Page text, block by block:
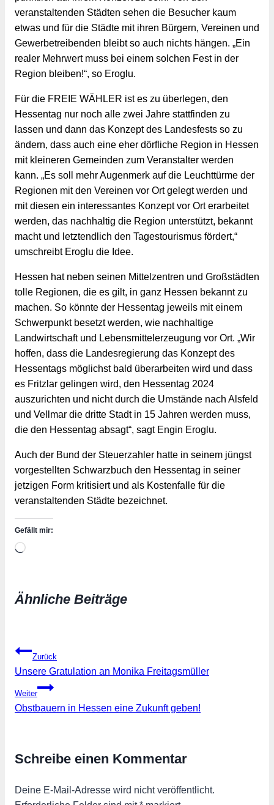
veranstaltenden Städten sehen die Besucher kaum
etwas und für die Städte mit ihren Bürgern, Vereinen und
Gewerbetreibenden bleibt so auch nichts hängen. „Ein
realer Mehrwert muss bei einem solchen Fest in der
Region bleiben!“, so Eroglu.
Für die FREIE WÄHLER ist es zu überlegen, den
Hessentag nur noch alle zwei Jahre stattfinden zu
lassen und dann das Konzept des Landesfests so zu
ändern, dass auch eine eher dörfliche Region in Hessen
mit kleineren Gemeinden zum Veranstalter werden
kann. „Es soll mehr Augenmerk auf die Leuchttürme der
Regionen mit den Vereinen vor Ort gelegt werden und
mit diesen ein interessantes Konzept vor Ort erarbeitet
werden, das nachhaltig die Region unterstützt, bekannt
macht und letztendlich den Tagestourismus fördert,“
umschreibt Eroglu die Idee.
Hessen hat neben seinen Mittelzentren und Großstädten
tolle Regionen, die es gilt, in ganz Hessen bekannt zu
machen. So könnte der Hessentag jeweils mit einem
Schwerpunkt besetzt werden, wie nachhaltige
Landwirtschaft und Lebensmittelerzeugung vor Ort. „Wir
hoffen, dass die Landesregierung das Konzept des
Hessentags möglichst bald überarbeiten wird und dass
es Fritzlar gelingen wird, den Hessentag 2024
auszurichten und nicht durch die Umstände nach Alsfeld
und Vellmar die dritte Stadt in 15 Jahren werden muss,
die den Hessentag absagt“, sagt Engin Eroglu.
Auch der Bund der Steuerzahler hatte in seinem jüngst
vorgestellten Schwarzbuch den Hessentag in seiner
jetzigen Form kritisiert und als Kostenfalle für die
veranstaltenden Städte bezeichnet.
Gefällt mir:
Wird
Ähnliche Beiträge
Beitragsnavigation
Zurück
Unsere Gratulation an Monika Freitagsmüller
Weiter
Obstbauern in Hessen eine Zukunft geben!
Schreibe einen Kommentar
Deine E-Mail-Adresse wird nicht veröffentlicht.